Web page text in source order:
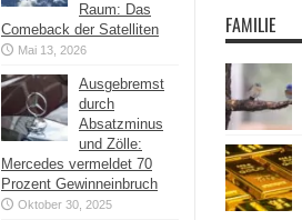
Raum: Das
Comeback der Satelliten
Mai 13, 2026
Ausgebremst
durch
Absatzminus
und Zölle:
Mercedes vermeldet 70
Prozent Gewinneinbruch
Oktober 30, 2025
FAMILIE